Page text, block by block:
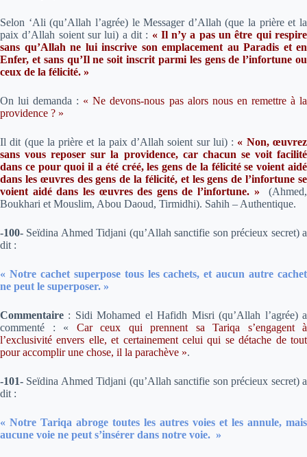
Selon ‘Ali (qu’Allah l’agrée) le Messager d’Allah (que la prière et la
paix d’Allah soient sur lui) a dit : « Il n’y a pas un être qui respire
sans qu’Allah ne lui inscrive son emplacement au Paradis et en
Enfer, et sans qu’Il ne soit inscrit parmi les gens de l’infortune ou
ceux de la félicité. »
On lui demanda : «Ne devons-nous pas alors nous en remettre à la
providence ? »
Il dit (que la prière et la paix d’Allah soient sur lui) : « Non, œuvrez
sans vous reposer sur la providence, car chacun se voit facilité
dans ce pour quoi il a été créé, les gens de la félicité se voient aidé
dans les œuvres des gens de la félicité, et les gens de l’infortune se
voient aidé dans les œuvres des gens de l’infortune. » (Ahmed,
Boukhari et Mouslim, Abou Daoud, Tirmidhi). Sahih – Authentique.
-100- Seïdina Ahmed Tidjani (qu’Allah sanctifie son précieux secret) a
dit :
« Notre cachet superpose tous les cachets, et aucun autre cachet
ne peut le superposer. »
Commentaire : Sidi Mohamed el Hafidh Misri (qu’Allah l’agrée) a
commenté : «
Car ceux qui prennent sa Tariqa s’engagent à
l’exclusivité envers elle, et certainement celui qui se détache de tout
pour accomplir une chose, il la parachève ».
-101- Seïdina Ahmed Tidjani (qu’Allah sanctifie son précieux secret) a
dit :
« Notre Tariqa abroge toutes les autres voies et les annule, mais
aucune voie ne peut s’insérer dans notre voie. »